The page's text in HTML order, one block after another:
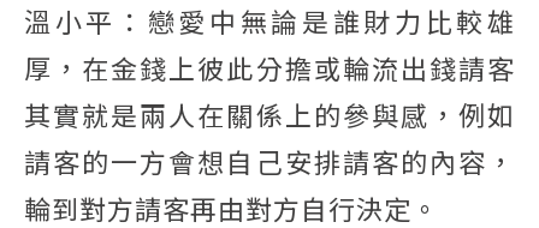
溫小平：戀愛中無論是誰財力比較雄
厚，在金錢上彼此分擔或輪流出錢請客
其實就是兩人在關係上的參與感，例如
請客的一方會想自己安排請客的內容，
輪到對方請客再由對方自行決定。